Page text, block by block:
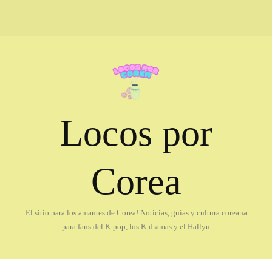
Locos por
Corea
El sitio para los amantes de Corea! Noticias, guías y cultura coreana
para fans del K-pop, los K-dramas y el Hallyu